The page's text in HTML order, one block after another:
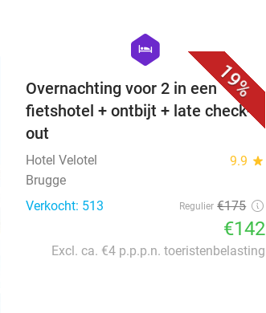
19%
hexagon
hotel
Overnachting voor 2 in een
fietshotel + ontbijt + late check-
out
Hotel Velotel 9.9 star
Brugge
Verkocht: 513
Regulier €175
€142
Excl. ca. €4 p.p.p.n. toeristenbelasting